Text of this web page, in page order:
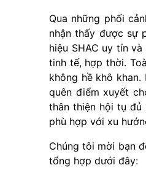
Qua những phối
nhận thấy được sự
hiệu SHAC uy tín
tinh tế, hợp thời.
không hề khô
quên điểm xuyết
thân thiện hội tụ
phù hợp với xu
Chúng tôi mời bạn
tổng hợp dưới đây: